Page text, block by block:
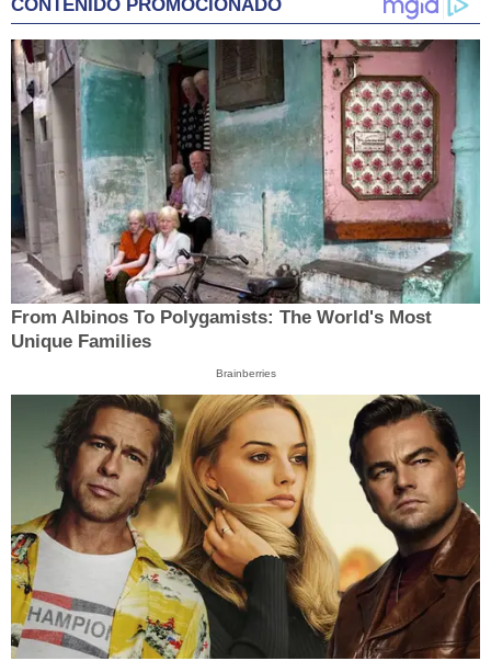
CONTENIDO PROMOCIONADO
From Albinos To Polygamists: The World's Most
Unique Families
Brainberries